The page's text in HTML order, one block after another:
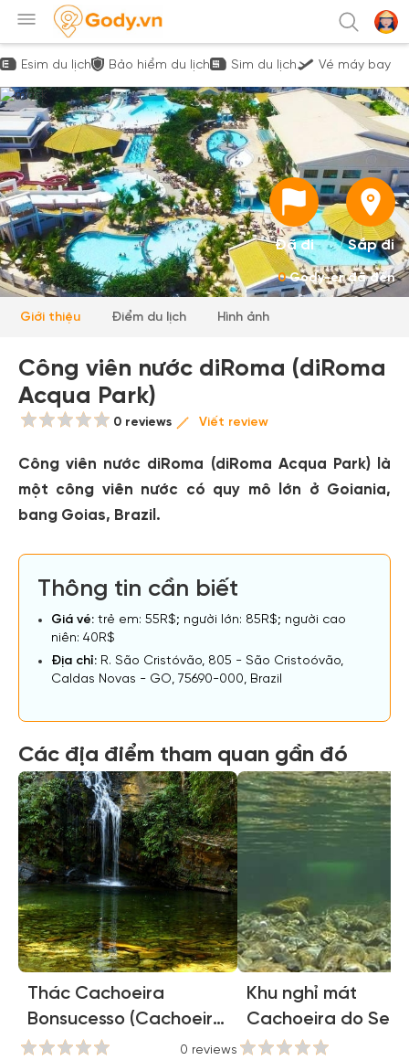
Esim du lịch Bảo hiểm du lịch Sim du lịch Vé máy bay
Đã đi Sắp đi
0Gody-er đã đến
Giới thiệu Điểm du lịch Hình ảnh
Công viên nước diRoma (diRoma
Acqua Park)
0 reviews Viết review
Công viên nước diRoma (diRoma Acqua Park) là
một công viên nước có quy mô lớn ở Goiania,
bang Goias, Brazil.
Thông tin cần biết
Giá vé: trẻ em: 55R$; người lớn: 85R$; người cao
niên: 40R$
Địa chỉ: R. São Cristóvão, 805 - São Cristoóvão,
Caldas Novas - GO, 75690-000, Brazil
Các địa điểm tham quan gần đó
Thác Cachoeira
Bonsucesso (Cachoeira
Bonsucesso)
0 reviews
Khu nghỉ mát
Cachoeira do
(Cachoeira do